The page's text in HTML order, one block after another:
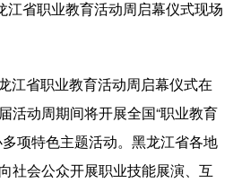
海南 重庆
云南 西藏
省职业教育活动周启幕仪式现场
省职业教育活动周启幕仪式在
活动周期间将开展全国“职业教育
项特色主题活动。黑龙江省各地
社会公众开展职业技能展演、互